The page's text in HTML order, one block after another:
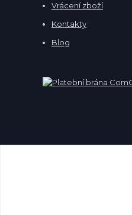
Vrácení zboží
Kontakty
Blog